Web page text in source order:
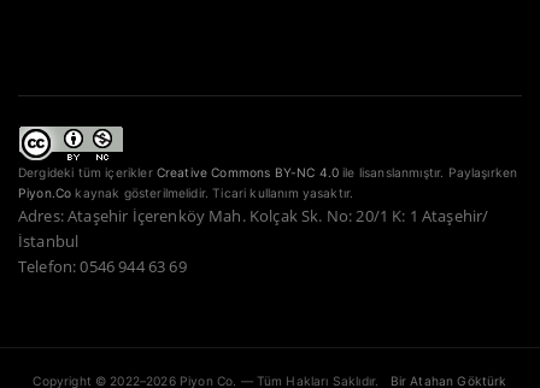
Dergideki tüm içerikler Creative Commons BY-NC 4.0 ile lisanslanmıştır. Paylaşırken
Piyon.Co kaynak gösterilmelidir. Ticari kullanım yasaktır.
Adres: Ataşehir İçerenköy Mah. Kolçak Sk. No: 20/1 K: 1 Ataşehir/
İstanbul
Telefon: 0546 944 63 69
Copyright © 2022–2026 Piyon Co. — Tüm Hakları Saklıdır. Bir Atahan Göktürk